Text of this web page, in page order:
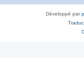
Développé par